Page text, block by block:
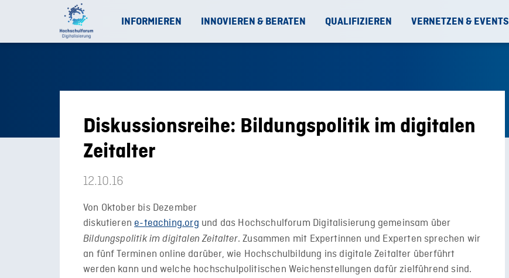
INFORMIEREN INNOVIEREN & BERATEN QUALIFIZIEREN VERNETZEN & EVENTS
Diskussionsreihe: Bildungspolitik im digitalen
Zeitalter
12.10.16
Von Oktober bis Dezember
diskutieren e-teaching.org und das Hochschulforum Digitalisierung gemeinsam über
Bildungspolitik im digitalen Zeitalter. Zusammen mit Expertinnen und Experten sprechen wir
an fünf Terminen online darüber, wie Hochschulbildung ins digitale Zeitalter überführt
werden kann und welche hochschulpolitischen Weichenstellungen dafür zielführend sind.